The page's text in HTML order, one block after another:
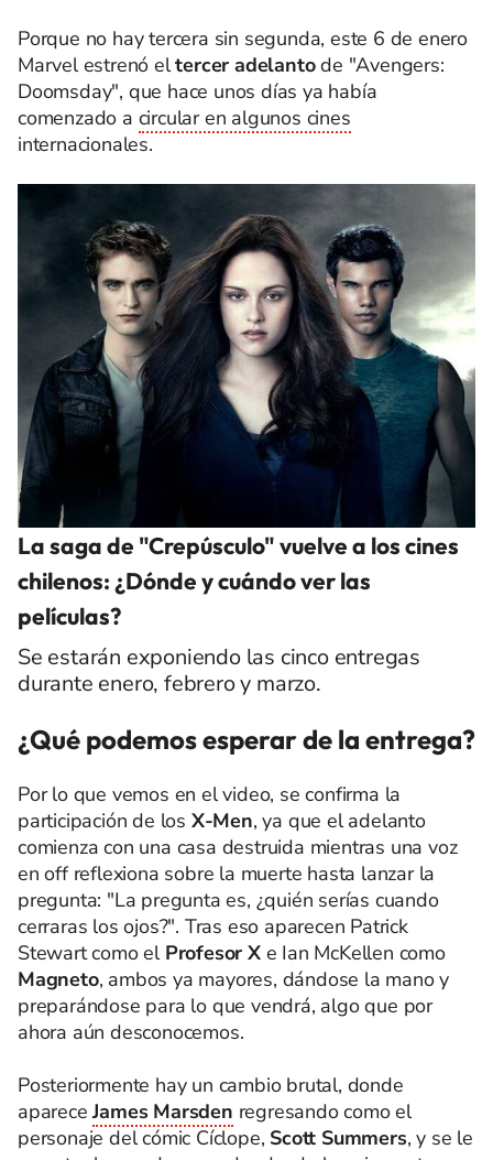
Porque no hay tercera sin segunda, este 6 de enero
Marvel estrenó eltercer adelantode "Avengers:
Doomsday", que hace unos días ya había
comenzado a circular en algunos cines
internacionales.
La saga de "Crepúsculo" vuelve a los cines
chilenos: ¿Dónde y cuándo ver las
películas?
Se estarán exponiendo las cinco entregas
durante enero, febrero y marzo.
¿Qué podemos esperar de la entrega?
Por lo que vemos en el video, se confirma la
participación de los X-Men, ya que el adelanto
comienza con una casa destruida mientras una voz
en off reflexiona sobre la muerte hasta lanzar la
pregunta: "La pregunta es, ¿quién serías cuando
cerraras los ojos?". Tras eso aparecen Patrick
Stewart como el Profesor Xe Ian McKellen como
Magneto, ambos ya mayores, dándose la mano y
preparándose para lo que vendrá, algo que por
ahora aún desconocemos.
Posteriormente hay un cambio brutal, donde
apareceJames Marsden regresando como el
personaje del cómic Cíclope, Scott Summers, y se le